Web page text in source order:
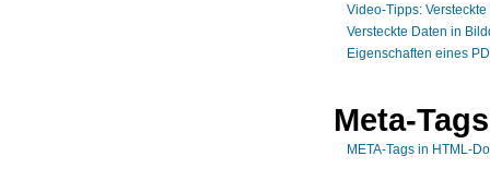
Video-Tipps:
Versteckte Daten in
Eigenschaften eines
Meta-Tags
META-Tags in HTML-